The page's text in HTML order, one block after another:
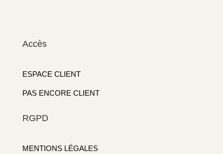
Accès
ESPACE CLIENT
PAS ENCORE CLIENT
RGPD
MENTIONS LÉGALES